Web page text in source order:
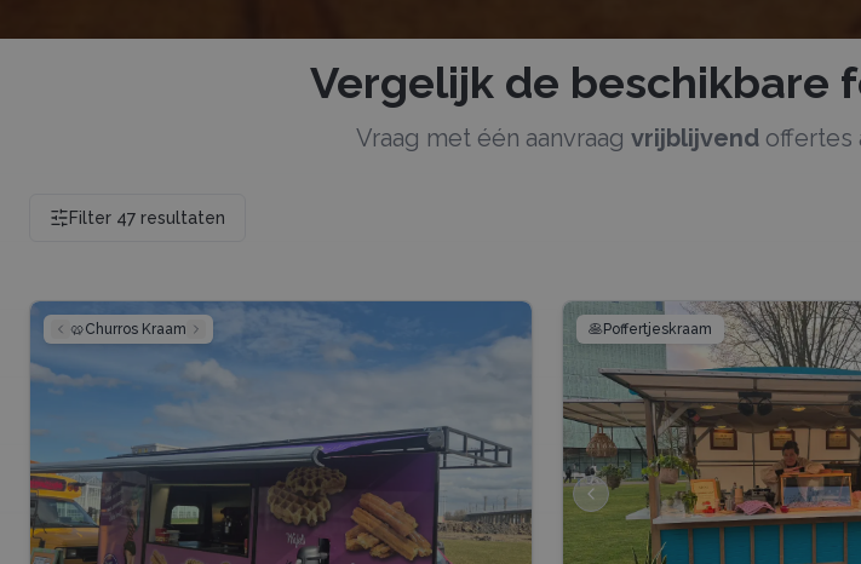
Vergelijk de beschikbare
Vraag met één aanvraag vrijblijvendoffertes
Filter 47 resultaten
🥨Churros Kraam 🥞Poffertjeskraam